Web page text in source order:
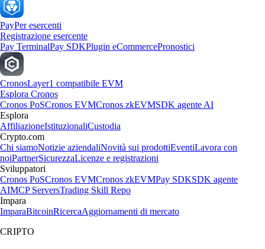
PayPer esercenti
Registrazione esercente
Pay TerminalPay SDKPlugin eCommercePronostici
CronosLayer1 compatibile EVM
Esplora Cronos
Cronos PoSCronos EVMCronos zkEVMSDK agente AI
Esplora
AffiliazioneIstituzionaliCustodia
Crypto.com
Chi siamoNotizie aziendaliNovità sui prodottiEventiLavora con
noiPartnerSicurezzaLicenze e registrazioni
Sviluppatori
Cronos PoSCronos EVMCronos zkEVMPay SDKSDK agente
AIMCP ServersTrading Skill Repo
Impara
ImparaBitcoinRicercaAggiornamenti di mercato
CRIPTO